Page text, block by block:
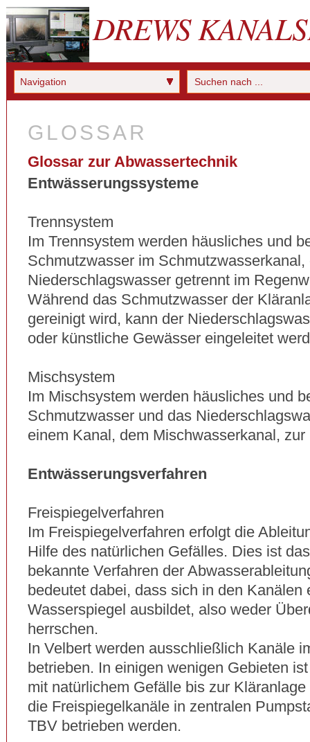
DREWS
Navigation
GLOSSAR
Glossar zur Abwassertechnik
Entwässerungssysteme
Trennsystem
Im Trennsystem werden häusliches und
Schmutzwasser im Schmutzwasserkanal,
Niederschlagswasser getrennt im
Während das Schmutzwasser der
gereinigt wird, kann der
oder künstliche Gewässer eingeleitet
Mischsystem
Im Mischsystem werden häusliches und
Schmutzwasser und das
einem Kanal, dem Mischwasserkanal,
Entwässerungsverfahren
Freispiegelverfahren
Im Freispiegelverfahren erfolgt die
Hilfe des natürlichen Gefälles. Dies ist
bekannte Verfahren der
bedeutet dabei, dass sich in den Kanälen
Wasserspiegel ausbildet, also weder
herrschen.
In Velbert werden ausschließlich Kanäle
betrieben. In einigen wenigen Gebieten
mit natürlichem Gefälle bis zur
die Freispiegelkanäle in zentralen
TBV betrieben werden.